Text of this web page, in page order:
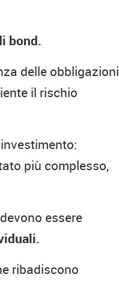
bond.
delle obbligazioni
il rischio
più complesso,
essere
ribadiscono